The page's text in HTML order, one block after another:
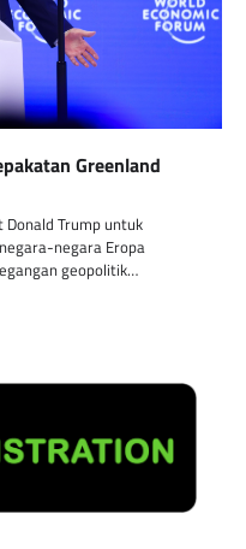
Greenland
Trump untuk
negara Eropa
geopolitik…